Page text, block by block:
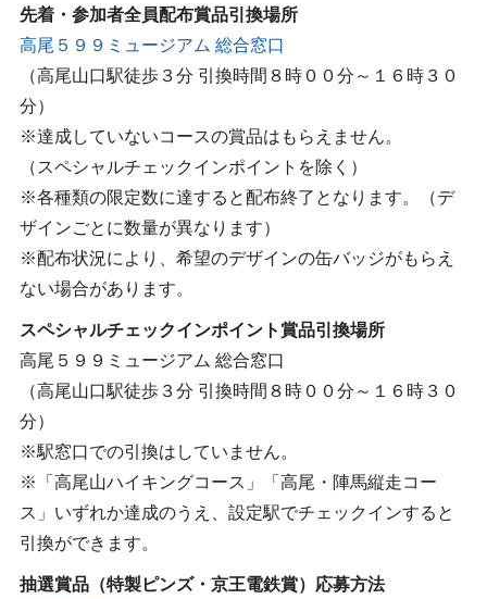
先着・参加者全員配布賞品引換場所
高尾５９９ミュージアム 総合窓口
（高尾山口駅徒歩３分 引換時間８時００分～１６時３０
分）
※達成していないコースの賞品はもらえません。
（スペシャルチェックインポイントを除く）
※各種類の限定数に達すると配布終了となります。（デ
ザインごとに数量が異なります）
※配布状況により、希望のデザインの缶バッジがもらえ
ない場合があります。
スペシャルチェックインポイント賞品引換場所
高尾５９９ミュージアム 総合窓口
（高尾山口駅徒歩３分 引換時間８時００分～１６時３０
分）
※駅窓口での引換はしていません。
※「高尾山ハイキングコース」「高尾・陣馬縦走コー
ス」いずれか達成のうえ、設定駅でチェックインすると
引換ができます。
抽選賞品（特製ピンズ・京王電鉄賞）応募方法